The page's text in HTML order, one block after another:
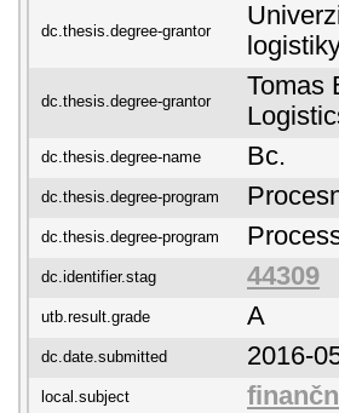
dc.thesis.degree-grantor
dc.thesis.degree-grantor
Tomas
dc.thesis.degree-name Bc.
dc.thesis.degree-program
dc.thesis.degree-program
dc.identifier.stag 44309
utb.result.grade A
dc.date.submitted 2016-
local.subject